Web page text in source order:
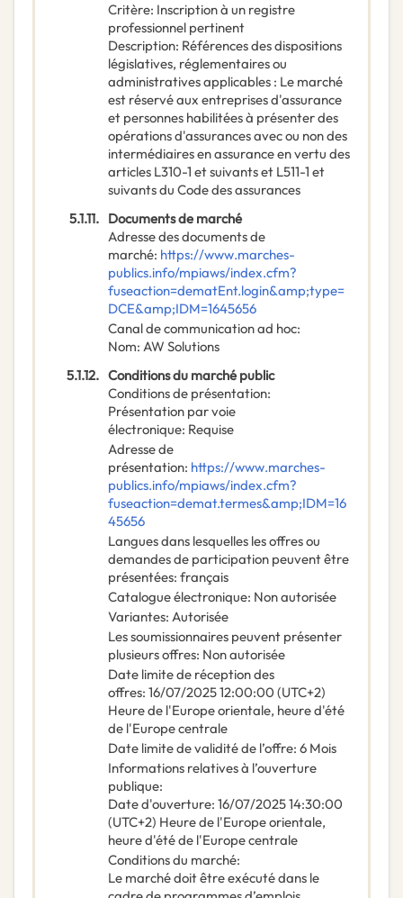
Critère: Inscription à un registre
professionnel pertinent
Description: Références des dispositions
législatives, réglementaires ou
administratives applicables : Le marché
est réservé aux entreprises d'assurance
et personnes habilitées à présenter des
opérations d'assurances avec ou non des
intermédiaires en assurance en vertu des
articles L310-1 et suivants et L511-1 et
suivants du Code des assurances
5.1.11. Documents de marché
Adresse des documents de
marché: https://www.marches-
publics.info/mpiaws/index.cfm?
fuseaction=dematEnt.login&amp;type=
DCE&amp;IDM=1645656
Canal de communication ad hoc:
Nom: AW Solutions
5.1.12. Conditions du marché public
Conditions de présentation:
Présentation par voie
électronique: Requise
Adresse de
présentation: https://www.marches-
publics.info/mpiaws/index.cfm?
fuseaction=demat.termes&amp;IDM=16
45656
Langues dans lesquelles les offres ou
demandes de participation peuvent être
présentées: français
Catalogue électronique: Non autorisée
Variantes: Autorisée
Les soumissionnaires peuvent présenter
plusieurs offres: Non autorisée
Date limite de réception des
offres: 16/07/202512:00:00 (UTC+2)
Heure de l'Europe orientale, heure d'été
de l'Europe centrale
Date limite de validité de l’offre: 6 Mois
Informations relatives à l’ouverture
publique:
Date d'ouverture: 16/07/202514:30:00
(UTC+2) Heure de l'Europe orientale,
heure d'été de l'Europe centrale
Conditions du marché:
Le marché doit être exécuté dans le